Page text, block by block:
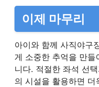
이제 마무리
아이와 함께 사직야구
게 소중한 추억을 만들
니다. 적절한 좌석 선
의 시설을 활용하면 더